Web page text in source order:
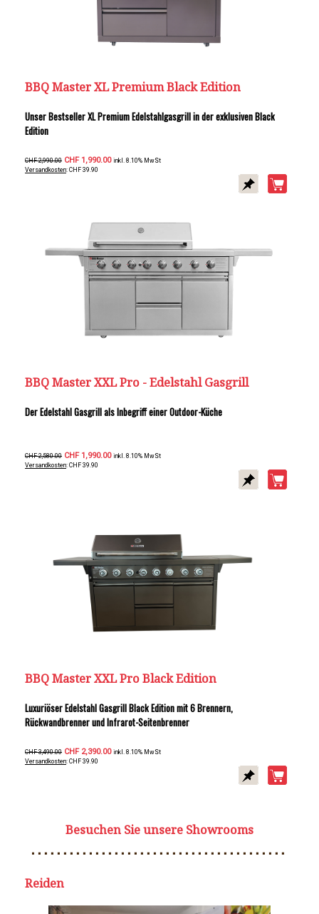
BBQ Master XL Premium Black Edition
Unser Bestseller XL Premium Edelstahlgasgrill in der exklusiven Black
Edition
CHF 2,990.00 CHF 1,990.00 inkl. 8.10% MwSt
Versandkosten: CHF 39.90
BBQ Master XXL Pro - Edelstahl Gasgrill
Der Edelstahl Gasgrill als Inbegriff einer Outdoor-Küche
CHF 2,580.00 CHF 1,990.00 inkl. 8.10% MwSt
Versandkosten: CHF 39.90
BBQ Master XXL Pro Black Edition
Luxuriöser Edelstahl Gasgrill Black Edition mit 6 Brennern,
Rückwandbrenner und Infrarot-Seitenbrenner
CHF 3,490.00 CHF 2,390.00 inkl. 8.10% MwSt
Versandkosten: CHF 39.90
Besuchen Sie unsere Showrooms
Reiden